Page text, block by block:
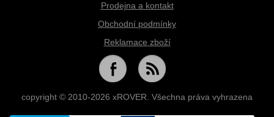
Prodejna a kontakt
Obchodní podmínky
Reklamace zboží
copyright © 2010-2026 xROVER. Všechna práva vyhrazena